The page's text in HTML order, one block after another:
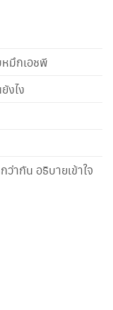
หมึกเอชพี
งไง
ากัน อธิบายเข้าใจ